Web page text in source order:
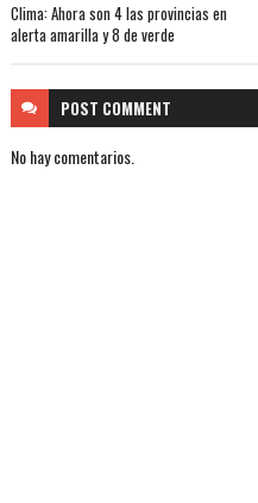
Clima: Ahora son 4 las provincias en
alerta amarilla y 8 de verde
POST COMMENT
No hay comentarios.